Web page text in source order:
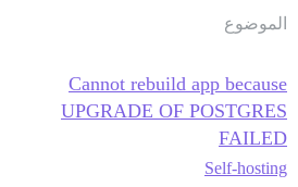
الموضوع
Cannot rebuild app because
UPGRADE OF POSTGRES
FAILED
Self-hosting